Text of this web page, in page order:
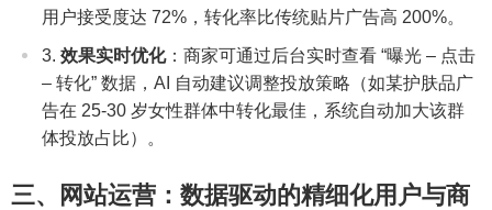
用户接受度达 72%，转化率比传统贴片广告高 200%。
效果实时优化：商家可通过后台实时查看 “曝光 – 点击
– 转化” 数据，AI 自动建议调整投放策略（如某护肤品广
告在 25-30 岁女性群体中转化最佳，系统自动加大该群
体投放占比）。
三、网站运营：数据驱动的精细化用户与商